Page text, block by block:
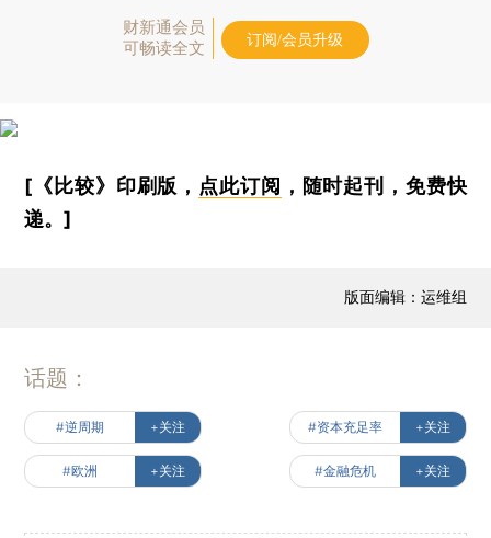
财新通会员
可畅读全文
订阅/会员升级
[《比较》印刷版， 点此订阅 ，随时起刊，免费快
递。]
版面编辑：运维组
话题：
#逆周期 +关注 #资本充足率 +关注
#欧洲 +关注 #金融危机 +关注